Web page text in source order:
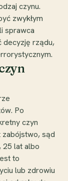
czynu.
zwykłym
sprawca
decyzję rządu,
Po
czyn
sąd
25 lat albo
to
lub zdrowiu